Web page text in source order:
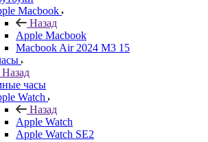
Macbook
Назад
Apple Macbook
Macbook Air 2024 M3 15
Назад
часы
Watch
Назад
Apple Watch
Apple Watch SE2